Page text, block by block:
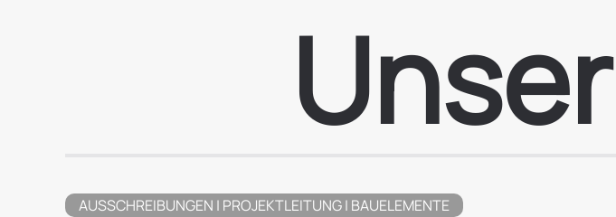
AUSSCHREIBUNGEN | PROJEKTLEITUNG | BAUELEMENTE